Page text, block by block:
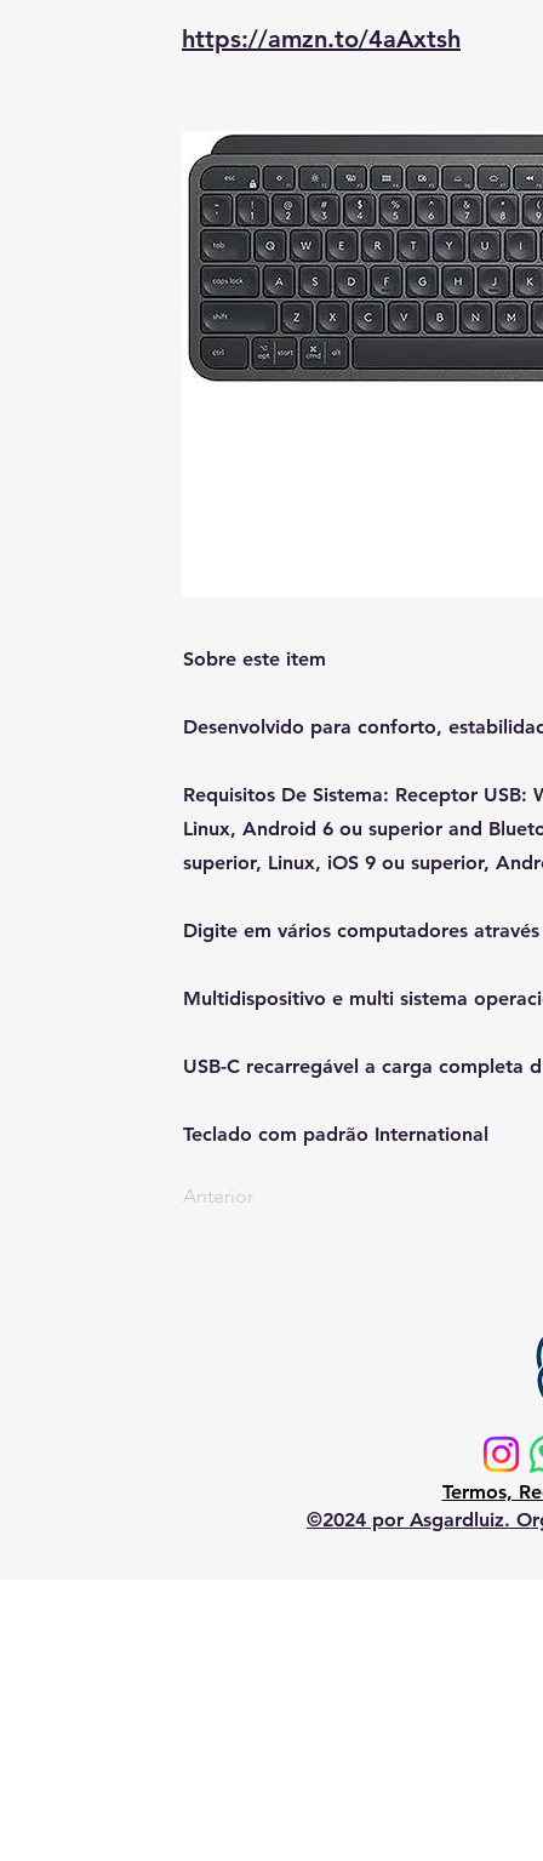
https://amzn.to/4aAxtsh
Sobre este item
Desenvolvido para conforto,
Requisitos De Sistema: Receptor
Linux, Android 6 ou superior and
superior, Linux, iOS 9 ou superior,
Digite em vários computadores
Multidispositivo e multi sistema
USB-C recarregável a carga completa
Teclado com padrão International
Anterior
Termos,
©2024 por Asgardluiz.